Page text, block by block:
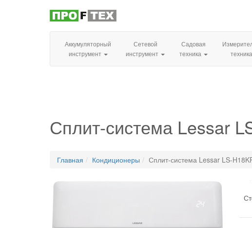
Аккумуляторный
инструмент
Сетевой
инструмент
Садовая
техника
техника
Сплит-система Lessar
Главная Кондиционеры Сплит-система Lessar LS-